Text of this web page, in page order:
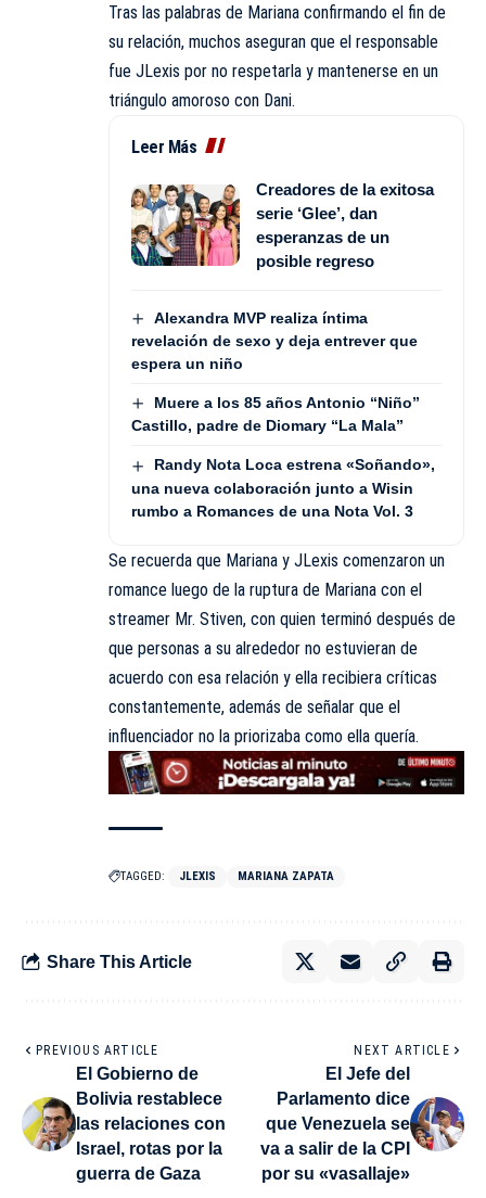
Tras las palabras de Mariana confirmando el fin de
su relación, muchos aseguran que el responsable
fue JLexis por no respetarla y mantenerse en un
triángulo amoroso con Dani.
Leer Más
Creadores de la exitosa
serie ‘Glee’, dan
esperanzas de un
posible regreso
Alexandra MVP realiza íntima
revelación de sexo y deja entrever que
espera un niño
Muere a los 85 años Antonio “Niño”
Castillo, padre de Diomary “La Mala”
Randy Nota Loca estrena «Soñando»,
una nueva colaboración junto a Wisin
rumbo a Romances de una Nota Vol. 3
Se recuerda que Mariana y JLexis comenzaron un
romance luego de la ruptura de Mariana con el
streamer Mr. Stiven, con quien terminó después de
que personas a su alrededor no estuvieran de
acuerdo con esa relación y ella recibiera críticas
constantemente, además de señalar que el
influenciador no la priorizaba como ella quería.
TAGGED: JLEXIS MARIANA ZAPATA
Share This Article
PREVIOUS ARTICLE
El Gobierno de
Bolivia restablece
las relaciones con
Israel, rotas por la
guerra de Gaza
NEXT ARTICLE
El Jefe del
Parlamento dice
que Venezuela se
va a salir de la CPI
por su «vasallaje»